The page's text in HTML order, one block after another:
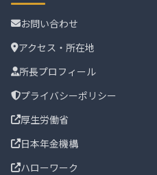
お問い合わせ
アクセス・所在地
所長プロフィール
プライバシーポリシー
厚生労働省
日本年金機構
ハローワーク